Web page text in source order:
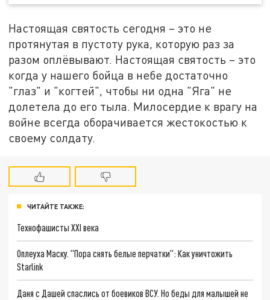
Настоящая святость сегодня – это не
протянутая в пустоту рука, которую раз за
разом оплёвывают. Настоящая святость – это
когда у нашего бойца в небе достаточно
"глаз" и "когтей", чтобы ни одна "Яга" не
долетела до его тыла. Милосердие к врагу на
войне всегда оборачивается жестокостью к
своему солдату.
ЧИТАЙТЕ ТАКЖЕ:
Технофашисты XXI века
Оплеуха Маску. "Пора снять белые перчатки": Как уничтожить
Starlink
Даня с Дашей спаслись от боевиков ВСУ. Но беды для малышей не